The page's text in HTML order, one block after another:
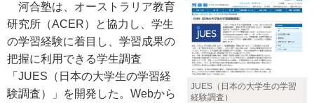
JUES（日本の大学生の学習
経験調査）
河合塾は、オーストラリア教育
研究所（ACER）と協力し、学生
の学習経験に着目し、学習成果の
把握に利用できる学生調査
「JUES（日本の大学生の学習経
験調査）」を開発した。Webから